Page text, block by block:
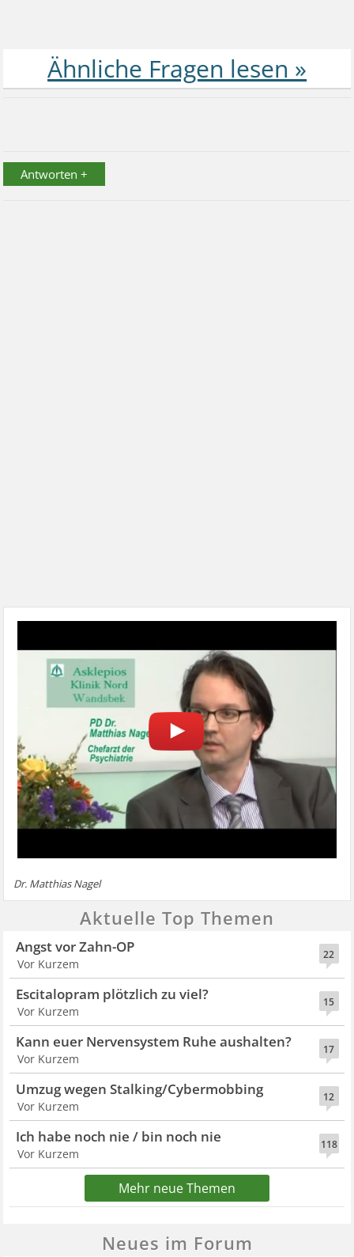
Antworten +
Dr. Matthias Nagel
Aktuelle Top Themen
22
Angst vor Zahn-OP
Vor Kurzem
15
Escitalopram plötzlich zu viel?
Vor Kurzem
17
Kann euer Nervensystem Ruhe aushalten?
Vor Kurzem
12
Umzug wegen Stalking/Cybermobbing
Vor Kurzem
118
Ich habe noch nie / bin noch nie
Vor Kurzem
Mehr neue Themen
Neues im Forum